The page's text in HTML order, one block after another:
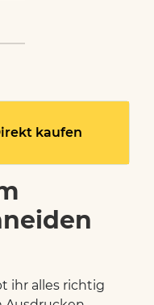
kaufen
ihr alles richtig